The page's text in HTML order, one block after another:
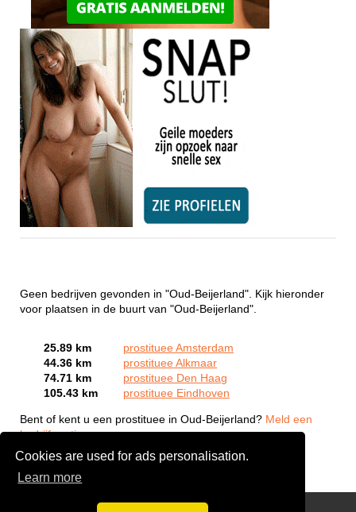
Cookies are used for ads personalisation.
Learn more
Geen bedrijven gevonden in "Oud-Beijerland". Kijk hieronder
voor plaatsen in de buurt van "Oud-Beijerland".
25.89 km
prostituee Amsterdam
44.36 km
prostituee Alkmaar
74.71 km
prostituee Den Haag
105.43 km
prostituee Eindhoven
Bent of kent u een prostituee in Oud-Beijerland? Meld een
bedrijf gratis aan